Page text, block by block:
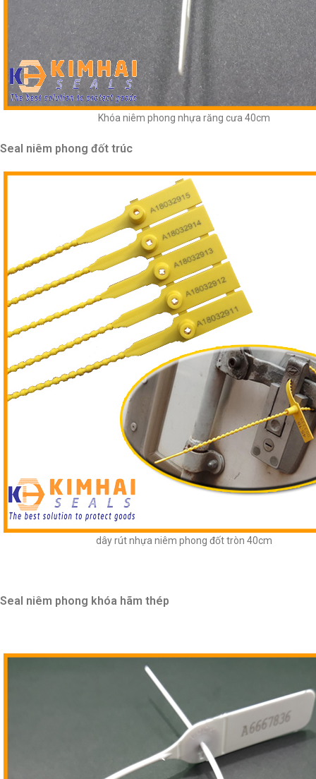
Khóa niêm phong nhựa răng cưa 40cm
Seal niêm phong đốt trúc
dây rút nhựa niêm phong đốt tròn 40cm
Seal niêm phong khóa hãm thép